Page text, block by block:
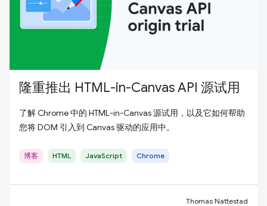
隆重推出 HTML-in-Canvas API 源试用
了解 Chrome 中的 HTML-in-Canvas 源试用，以及它如何帮助
您将 DOM 引入到 Canvas 驱动的应用中。
博客 HTML JavaScript Chrome
Thomas Nattestad